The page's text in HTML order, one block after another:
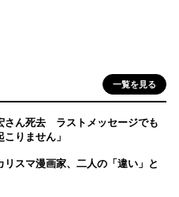
一覧を見る
さん死去 ラストメッセージでも
りません」
スマ漫画家、二人の「違い」と